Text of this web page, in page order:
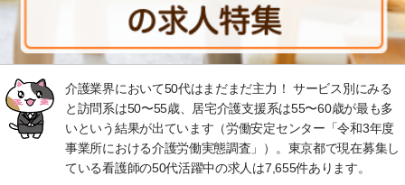
介護業界において50代はまだまだ主力！ サービス別にみる
と訪問系は50〜55歳、居宅介護支援系は55〜60歳が最も多
いという結果が出ています（労働安定センター「令和3年度
事業所における介護労働実態調査」）。東京都で現在募集し
ている看護師の50代活躍中の求人は7,655件あります。